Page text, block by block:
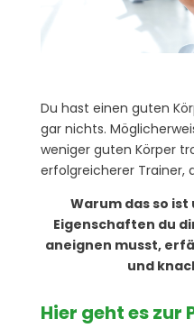
Du hast einen guten
gar nichts.
weniger guten Körper
erfolgreicherer Trainer,
Warum das so
Eigenschaften du
aneignen musst,
und
Hier geht es zur